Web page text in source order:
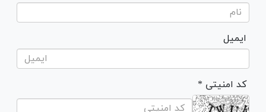
ایمیل
* کد امنیتی